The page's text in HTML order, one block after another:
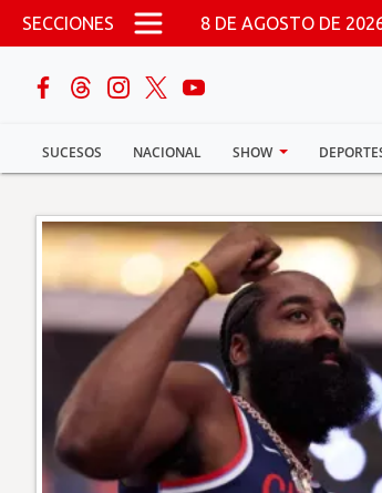
Pasar al contenido principal
SECCIONES 8 DE AGOSTO DE
SUCESOS NACIONAL SHOW
buscar
Sucesos
Nacional
Política
Deportes
Mundo